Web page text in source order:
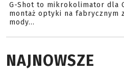
G-Shot to mikrokolimator dla
montaż optyki na fabrycznym
mody...
NAJNOWSZE